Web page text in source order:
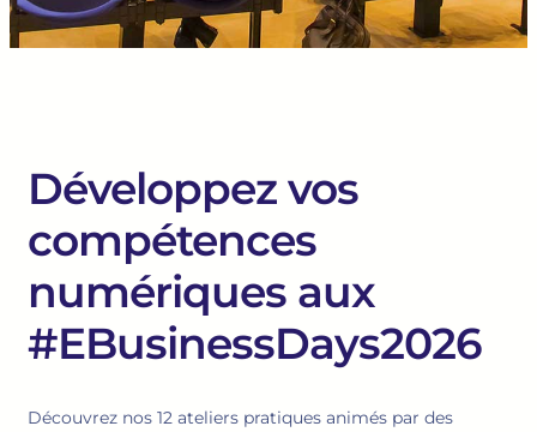
Développez vos
compétences
numériques aux
#EBusinessDays2026
Découvrez nos 12 ateliers pratiques animés par des